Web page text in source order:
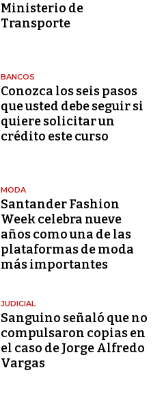
Ministerio de
Transporte
BANCOS
Conozca los seis pasos
que usted debe seguir si
quiere solicitar un
crédito este curso
MODA
Santander Fashion
Week celebra nueve
años como una de las
plataformas de moda
más importantes
JUDICIAL
Sanguino señaló que no
compulsaron copias en
el caso de Jorge Alfredo
Vargas